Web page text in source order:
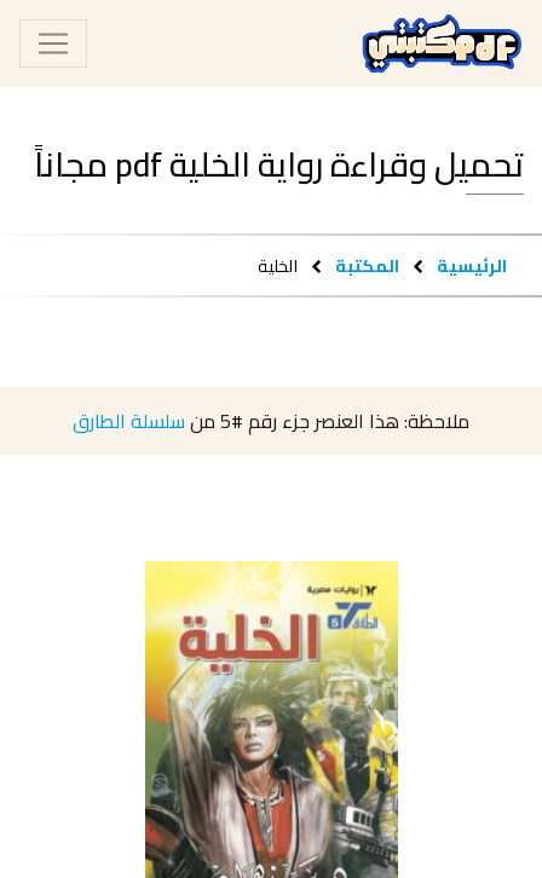
تحميل وقراءة رواية الخلية pdf مجاناً
الرئيسية المكتبة الخلية
ملاحظة: هذا العنصر جزء رقم#5 منسلسلة الطارق